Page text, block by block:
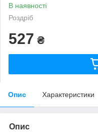
В наявності
Роздріб
527 ₴
Опис Характеристики
Опис